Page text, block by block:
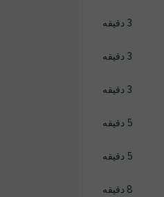
3 دقیقه
3 دقیقه
3 دقیقه
5 دقیقه
5 دقیقه
8 دقیقه